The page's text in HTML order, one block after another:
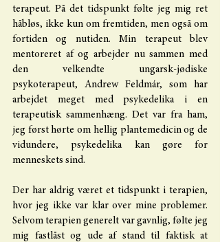
terapeut. På det tidspunkt følte jeg mig ret
håbløs, ikke kun om fremtiden, men også om
fortiden og nutiden. Min terapeut blev
mentoreret af og arbejder nu sammen med
den velkendte ungarsk-jødiske
psykoterapeut, Andrew Feldmár, som har
arbejdet meget med psykedelika i en
terapeutisk sammenhæng. Det var fra ham,
jeg først hørte om hellig plantemedicin og de
vidundere, psykedelika kan gøre for
menneskets sind.
Der har aldrig været et tidspunkt i terapien,
hvor jeg ikke var klar over mine problemer.
Selvom terapien generelt var gavnlig, følte jeg
mig fastlåst og ude af stand til faktisk at